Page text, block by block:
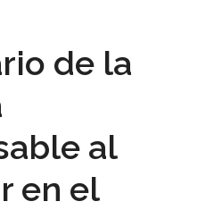
de la
al
en el